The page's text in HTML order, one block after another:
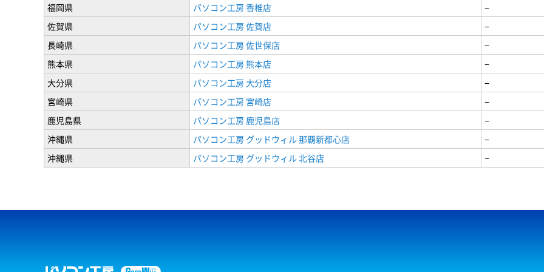
福岡県
パソコン工房 香椎店
−
佐賀県
パソコン工房 佐賀店
−
長崎県
パソコン工房 佐世保店
−
熊本県
パソコン工房 熊本店
−
大分県
パソコン工房 大分店
−
宮崎県
パソコン工房 宮崎店
−
鹿児島県
パソコン工房 鹿児島店
−
沖縄県
パソコン工房 グッドウィル 那覇新都心店
−
沖縄県
パソコン工房 グッドウィル 北谷店 −